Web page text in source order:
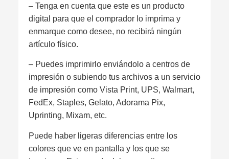
– Tenga en cuenta que este es un producto
digital para que el comprador lo imprima y
enmarque como desee, no recibirá ningún
artículo físico.
– Puedes imprimirlo enviándolo a centros de
impresión o subiendo tus archivos a un servicio
de impresión como Vista Print, UPS, Walmart,
FedEx, Staples, Gelato, Adorama Pix,
Uprinting, Mixam, etc.
Puede haber ligeras diferencias entre los
colores que ve en pantalla y los que se